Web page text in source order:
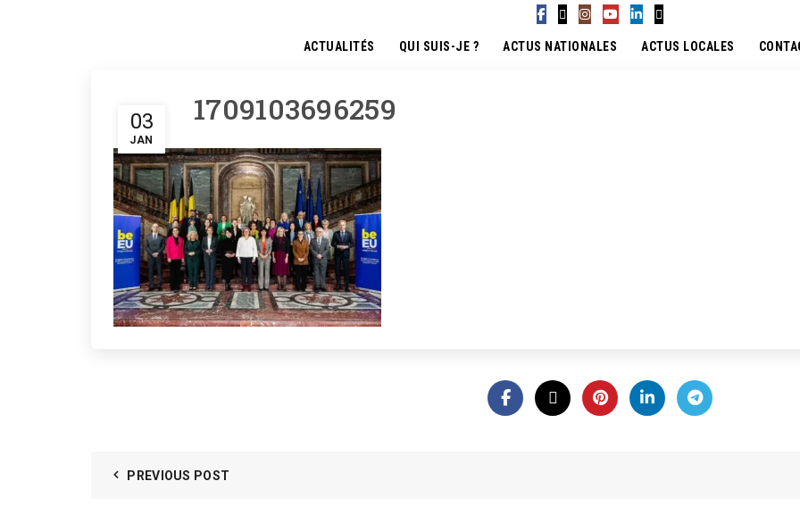
ACTUALITÉS QUI SUIS-JE ? ACTUS NATIONALES ACTUS LOCALES
03
JAN
1709103696259
PREVIOUS POST